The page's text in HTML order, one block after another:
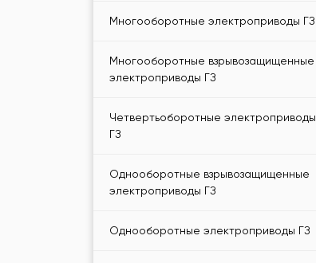
Многооборотные электроприводы ГЗ
Многооборотные взрывозащищенные
электроприводы ГЗ
Четвертьоборотные электроприводы
ГЗ
Однооборотные взрывозащищенные
электроприводы ГЗ
Однооборотные электроприводы ГЗ